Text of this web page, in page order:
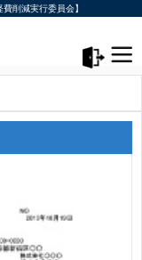
削減実行委員会】